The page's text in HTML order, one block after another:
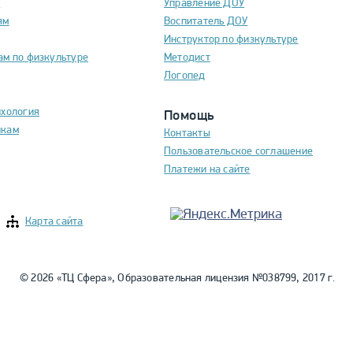
по физкультуре
Управление ДОУ
Воспитатель ДОУ
Инструктор по физкультуре
Методист
Логопед
Помощь
Контакты
Пользовательское соглашение
Платежи на сайте
Карта сайта
© 2026 «ТЦ Сфера», Образовательная лицензия №038799, 2017 г.